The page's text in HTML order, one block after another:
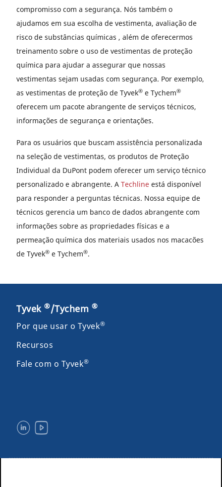
compromisso com a segurança. Nós também o
ajudamos em sua escolha de vestimenta, avaliação de
risco de substâncias químicas , além de oferecermos
treinamento sobre o uso de vestimentas de proteção
química para ajudar a assegurar que nossas
vestimentas sejam usadas com segurança. Por exemplo,
as vestimentas de proteção de Tyvek® e Tychem®
oferecem um pacote abrangente de serviços técnicos,
informações de segurança e orientações.
Para os usuários que buscam assistência personalizada
na seleção de vestimentas, os produtos de Proteção
Individual da DuPont podem oferecer um serviço técnico
personalizado e abrangente. A Techline está disponível
para responder a perguntas técnicas. Nossa equipe de
técnicos gerencia um banco de dados abrangente com
informações sobre as propriedades físicas e a
permeação química dos materiais usados nos macacões
de Tyvek® e Tychem®.
Tyvek ®/Tychem ®
Por que usar o Tyvek®
Recursos
Fale com o Tyvek®